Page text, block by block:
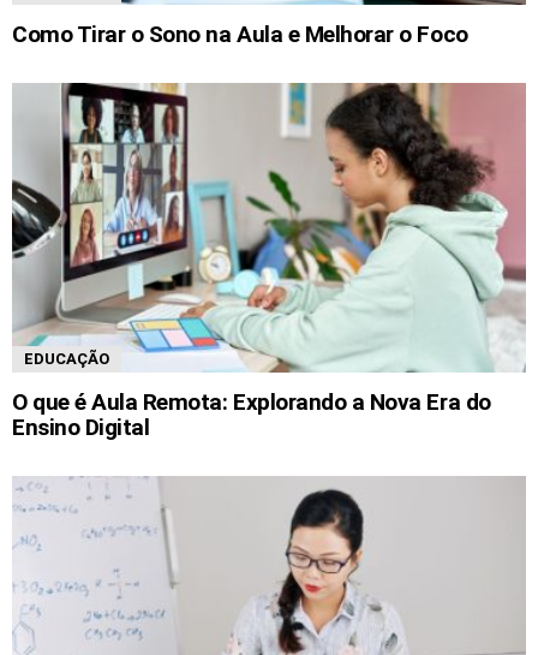
Como Tirar o Sono na Aula e Melhorar o Foco
EDUCAÇÃO
O que é Aula Remota: Explorando a Nova Era do
Ensino Digital